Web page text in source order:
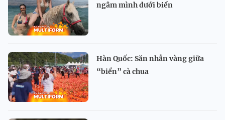
ngâm mình dưới biển
Hàn Quốc: Săn nhẫn vàng giữa
“biển” cà chua